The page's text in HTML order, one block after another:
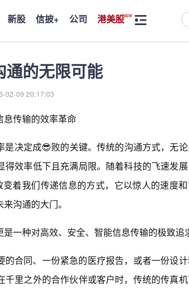
新股 信披+ 公司 港美股
的无限可能
02-09 20:17:03
息传输的效率革命
是决定成😎败的关键。传统的沟通方式，无
得效率低下且充满局限。随着科技的飞速发
变着我们传递信息的方式，它以惊人的速度
沟通的大门。
一种对高效、安全、智能信息传输的极致追
合同、一份紧急的医疗报告，或者一份设
千里之外的合作伙伴或客户时，传统的传真